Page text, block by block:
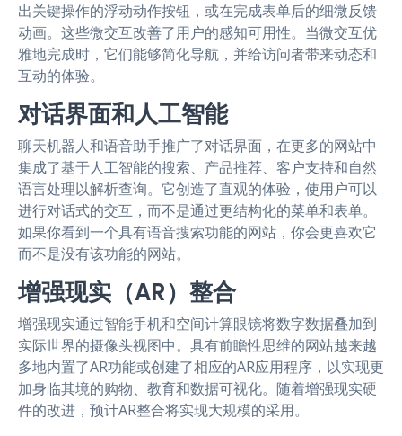
出关键操作的浮动动作按钮，或在完成表单后的细微反馈
动画。这些微交互改善了用户的感知可用性。当微交互优
雅地完成时，它们能够简化导航，并给访问者带来动态和
互动的体验。
对话界面和人工智能
聊天机器人和语音助手推广了对话界面，在更多的网站中
集成了基于人工智能的搜索、产品推荐、客户支持和自然
语言处理以解析查询。它创造了直观的体验，使用户可以
进行对话式的交互，而不是通过更结构化的菜单和表单。
如果你看到一个具有语音搜索功能的网站，你会更喜欢它
而不是没有该功能的网站。
增强现实（AR）整合
增强现实通过智能手机和空间计算眼镜将数字数据叠加到
实际世界的摄像头视图中。具有前瞻性思维的网站越来越
多地内置了AR功能或创建了相应的AR应用程序，以实现更
加身临其境的购物、教育和数据可视化。随着增强现实硬
件的改进，预计AR整合将实现大规模的采用。